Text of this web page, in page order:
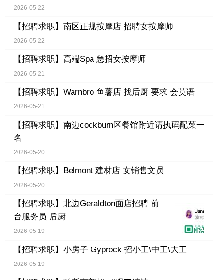
2026-05-22
【招聘求职】 南区正规按摩店 招聘女按摩师
2026-05-22
【招聘求职】 高端Spa 急招女按摩师
2026-05-21
【招聘求职】 Warnbro 鱼薯店 找后厨 要求 会英语
2026-05-21
【招聘求职】 南边cockburn区餐馆附近请执码配菜一
名
2026-05-20
【招聘求职】 Belmont 建材店 女销售文员
2026-05-20
【招聘求职】 北边Geraldton面店招聘 前
台服务员 后厨
2026-05-19
【招聘求职】 小房子 Gyprock 招小工\中工\大工
2026-05-19